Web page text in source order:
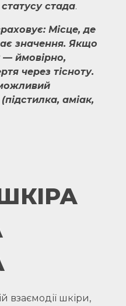
стада.
Місце, де
значення. Якщо
— ймовірно,
через тісноту.
аміак,
взаємодії шкіри,